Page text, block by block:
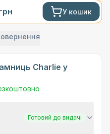
У кошик
Charlie у
Готовий до видачі